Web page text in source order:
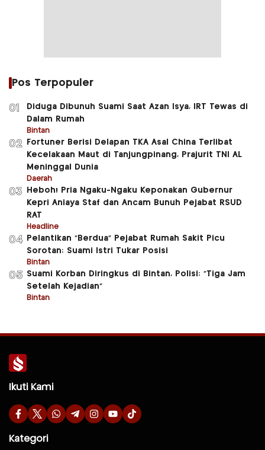
Pos Terpopuler
01
Diduga Dibunuh Suami Saat Azan Isya, IRT Tewas di
Dalam Rumah
Bintan
02
Fortuner Berisi Delapan TKA Asal China Terlibat
Kecelakaan Maut di Tanjungpinang, Prajurit TNI AL
Meninggal Dunia
Daerah
03
Heboh! Pria Ngaku-Ngaku Keponakan Gubernur
Kepri Aniaya Staf dan Ancam Bunuh Pejabat RSUD
RAT
Headline
04
Pelantikan “Berdua” Pejabat Rumah Sakit Picu
Sorotan: Suami Istri Tukar Posisi
Bintan
05 Suami Korban Diringkus di Bintan, Polisi: “Tiga Jam
Setelah Kejadian”
Bintan
Ikuti Kami
Kategori